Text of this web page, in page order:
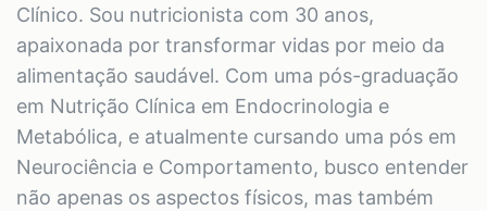
Clínico. Sou nutricionista com 30 anos,
apaixonada por transformar vidas por meio da
alimentação saudável. Com uma pós-graduação
em Nutrição Clínica em Endocrinologia e
Metabólica, e atualmente cursando uma pós em
Neurociência e Comportamento, busco entender
não apenas os aspectos físicos, mas também